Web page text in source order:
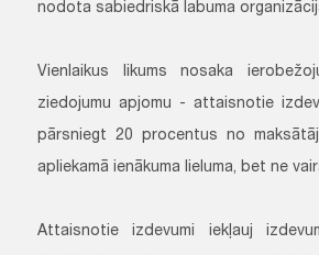
nodota sabiedriskā labuma
Vienlaikus likums nosaka
ziedojumu apjomu - attaisnotie
pārsniegt 20 procentus no
apliekamā ienākuma lieluma, bet ne
Attaisnotie izdevumi iekļauj